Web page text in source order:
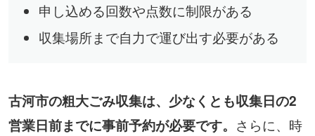
申し込める回数や点数に制限がある
収集場所まで自力で運び出す必要がある
古河市の粗大ごみ収集は、少なくとも収集日の2
営業日前までに事前予約が必要です。 さらに、時